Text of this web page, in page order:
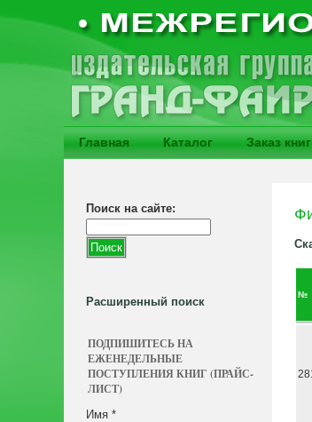
Главная Каталог Заказ книг
Поиск на сайте:
Расширенный поиск
ПОДПИШИТЕСЬ НА
ЕЖЕНЕДЕЛЬНЫЕ
ПОСТУПЛЕНИЯ КНИГ (ПРАЙС-
ЛИСТ)
Имя *
№